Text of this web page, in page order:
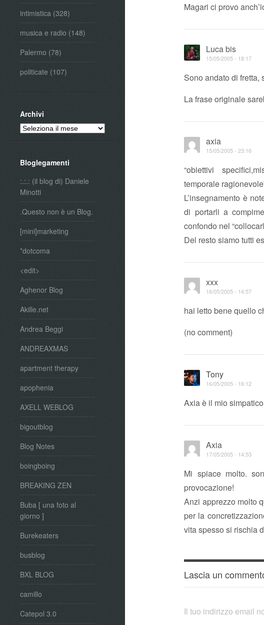
intimistica (328)
musica e radio (148)
Palermo (78)
politicate (107)
Archivi
Archivi
Bloglegamenti
:.:.: (il blog di) Daniele
Minotti
.Questo non è un Blog.
[mini]marketing
*dotcoma
<edit>
Aghenor Blog
Akille.net
Andrea Beggi
ANDREAXMAS
apartment therapy
apophenia
AXELL WEBLOG
bigoutblog
Blog Notes
boingboing
BREAKING ZEN
Buba [ una foto al
giorno ]
Burekeaters
busblog
BXL BLOG
camillo
Catepol 3.0
Magari ci provo
Luca bis
15/05/2005 - 18:17
Sono andato di fretta,
La frase originale
axia
15/05/2005 - 23:16
“obiettivi
temporale
L’insegnamento è
di portarli a
confondo nel
Del resto siamo tutti
xxx
16/05/2005 - 14:57
hai letto bene quello
(no comment)
Tony
16/05/2005 - 16:12
Axia è il mio
Axia
17/05/2005 - 14:53
Mi spiace molto.
provocazione!
Anzi apprezzo molto
per la
vita spesso si rischia
Lascia un
Il tuo indirizzo email